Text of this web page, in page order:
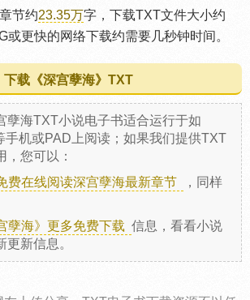
章节约23.35万字，下载TXT文件大小约
或更快的网络下载约需要几秒钟时间。
下载《深宫孽海》TXT
孽海TXT小说电子书适合运行于如
手机或PAD上阅读；如果我们提供TXT
，您可以：
费在线阅读深宫孽海最新章节
，同样
孽海》更多免费下载 信息，看看小说
新信息。